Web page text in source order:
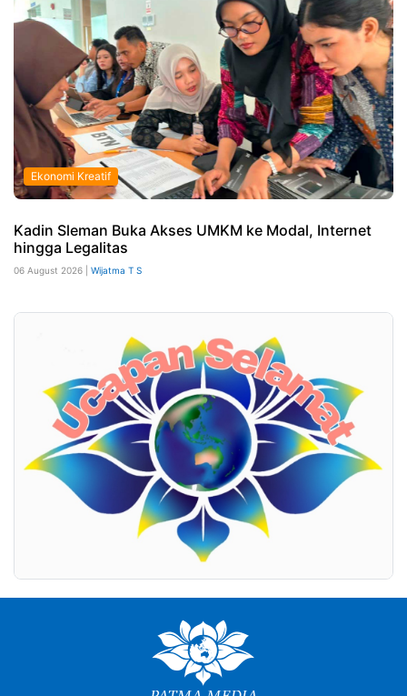
Ekonomi Kreatif
Kadin Sleman Buka Akses UMKM ke Modal, Internet
hingga Legalitas
06 August 2026 | Wijatma T S